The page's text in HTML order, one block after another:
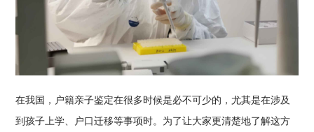
在我国，户籍亲子鉴定在很多时候是必不可少的，尤其是在涉及
到孩子上学、户口迁移等事项时。为了让大家更清楚地了解这方